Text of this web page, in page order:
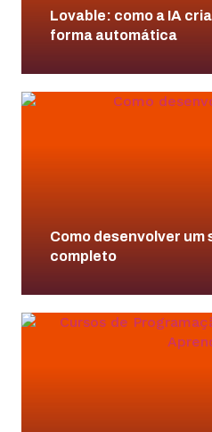
Lovable: como a IA
forma automática
Como desenvolver
completo